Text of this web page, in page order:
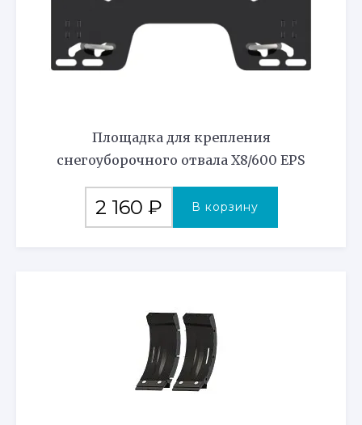
Площадка для крепления
снегоуборочного отвала Х8/600 EPS
2 160 ₽ В корзину